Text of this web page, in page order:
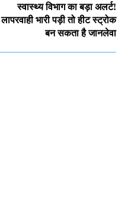
स्वास्थ्य विभाग का बड़ा अलर्ट!
लापरवाही भारी पड़ी तो हीट स्ट्रोक
बन सकता है जानलेवा